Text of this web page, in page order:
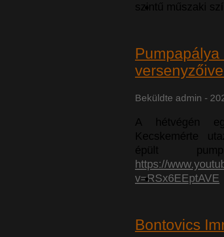
szintű műszaki
Beküldte admin -
A hétvégén
Kecskemérte
épült
https://
v=RSx6EEptAVE
Bontovics